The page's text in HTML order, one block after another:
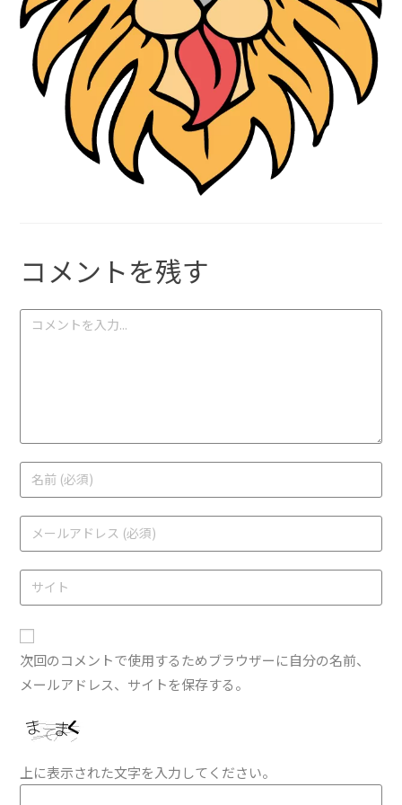
コメントを残す
次回のコメントで使用するためブラウザーに自分の名前、
メールアドレス、サイトを保存する。
上に表示された文字を入力してください。